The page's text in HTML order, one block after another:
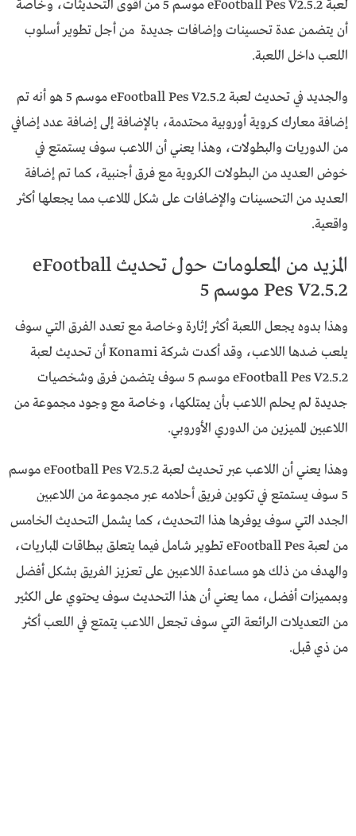
لعبة eFootball Pes V2.5.2 موسم 5 من أقوى التحديثات، وخاصة
أن يتضمن عدة تحسينات وإضافات جديدة من أجل تطوير أسلوب
اللعب داخل اللعبة.
والجديد في تحديث لعبة eFootball Pes V2.5.2 موسم 5 هو أنه تم
إضافة معارك كروية أوروبية محتدمة، بالإضافة إلى إضافة عدد إضافي
من الدوريات والبطولات، وهذا يعني أن اللاعب سوف يستمتع في
خوض العديد من البطولات الكروية مع فرق أجنبية، كما تم إضافة
العديد من التحسينات والإضافات على شكل الملاعب مما يجعلها أكثر
واقعية.
المزيد من المعلومات حول تحديث eFootball
Pes V2.5.2 موسم 5
وهذا بدوه يجعل اللعبة أكثر إثارة وخاصة مع تعدد الفرق التي سوف
يلعب ضدها اللاعب، وقد أكدت شركة Konami أن تحديث لعبة
eFootball Pes V2.5.2 موسم 5 سوف يتضمن فرق وشخصيات
جديدة لم يحلم اللاعب بأن يمتلكها، وخاصة مع وجود مجموعة من
اللاعبين المميزين من الدوري الأوروبي.
وهذا يعني أن اللاعب عبر تحديث لعبة eFootball Pes V2.5.2 موسم
5 سوف يستمتع في تكوين فريق أحلامه عبر مجموعة من اللاعبين
الجدد التي سوف يوفرها هذا التحديث، كما يشمل التحديث الخامس
من لعبة eFootball Pes تطوير شامل فيما يتعلق ببطاقات المباريات،
والهدف من ذلك هو مساعدة اللاعبين على تعزيز الفريق بشكل أفضل
وبمميزات أفضل، مما يعني أن هذا التحديث سوف يحتوي على الكثير
من التعديلات الرائعة التي سوف تجعل اللاعب يتمتع في اللعب أكثر
من ذي قبل.